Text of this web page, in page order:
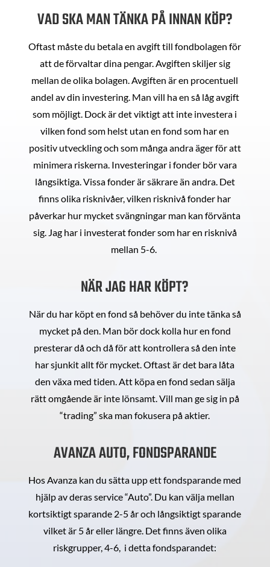
VAD SKA MAN TÄNKA PÅ INNAN KÖP?
Oftast måste du betala en avgift till fondbolagen för
att de förvaltar dina pengar. Avgiften skiljer sig
mellan de olika bolagen. Avgiften är en procentuell
andel av din investering. Man vill ha en så låg avgift
som möjligt. Dock är det viktigt att inte investera i
vilken fond som helst utan en fond som har en
positiv utveckling och som många andra äger för att
minimera riskerna. Investeringar i fonder bör vara
långsiktiga. Vissa fonder är säkrare än andra. Det
finns olika risknivåer, vilken risknivå fonder har
påverkar hur mycket svängningar man kan förvänta
sig. Jag har i investerat fonder som har en risknivå
mellan 5-6.
NÄR JAG HAR KÖPT?
När du har köpt en fond så behöver du inte tänka så
mycket på den. Man bör dock kolla hur en fond
presterar då och då för att kontrollera så den inte
har sjunkit allt för mycket. Oftast är det bara låta
den växa med tiden. Att köpa en fond sedan sälja
rätt omgående är inte lönsamt. Vill man ge sig in på
“trading” ska man fokusera på aktier.
AVANZA AUTO, FONDSPARANDE
Hos Avanza kan du sätta upp ett fondsparande med
hjälp av deras service “Auto”. Du kan välja mellan
kortsiktigt sparande 2-5 år och långsiktigt sparande
vilket är 5 år eller längre. Det finns även olika
riskgrupper, 4-6, i detta fondsparandet: